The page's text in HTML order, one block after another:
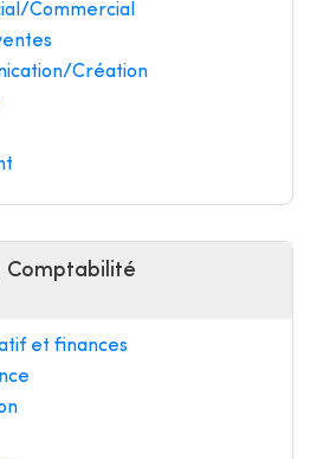
Commercial
Création
Comptabilité
et finances